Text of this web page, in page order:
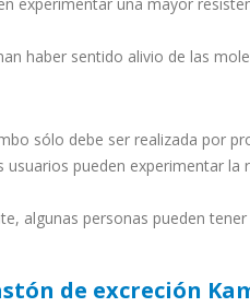
experimentar una mayor
haber sentido alivio de las
sólo debe ser realizada por
usuarios pueden experimentar
algunas personas pueden
de excreción